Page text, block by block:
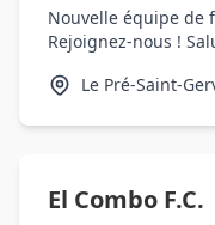
Nouvelle équipe de
Rejoignez-nous !
Le Pré-Saint-
El Combo F.C.